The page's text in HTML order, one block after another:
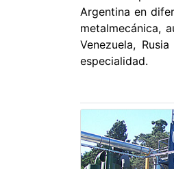
Argentina en
metalmecánica,
Venezuela,
especialidad.